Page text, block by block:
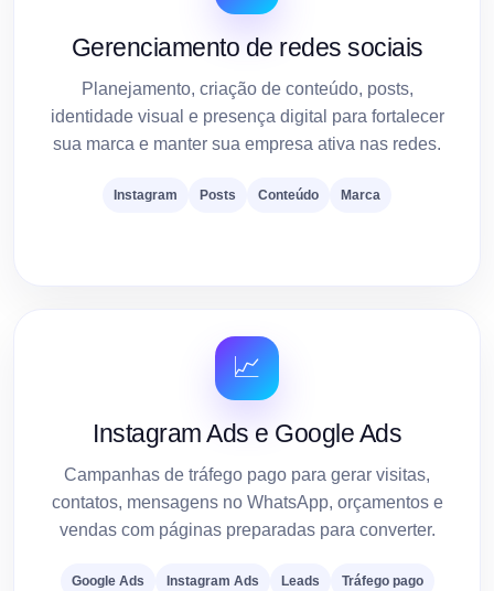
Gerenciamento de redes sociais
Planejamento, criação de conteúdo, posts,
identidade visual e presença digital para fortalecer
sua marca e manter sua empresa ativa nas redes.
Instagram Posts Conteúdo Marca
📈
Instagram Ads e Google Ads
Campanhas de tráfego pago para gerar visitas,
contatos, mensagens no WhatsApp, orçamentos e
vendas com páginas preparadas para converter.
Google Ads Instagram Ads Leads Tráfego pago